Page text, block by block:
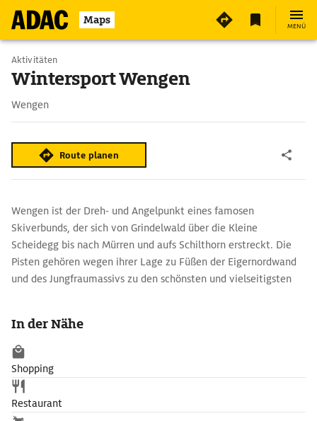
Maps MENÜ
Aktivitäten
Wintersport Wengen
Wengen
Route planen
Wengen ist der Dreh- und Angelpunkt eines famosen
Skiverbunds, der sich von Grindelwald über die Kleine
Scheidegg bis nach Mürren und aufs Schilthorn erstreckt. Die
Pisten gehören wegen ihrer Lage zu Füßen der Eigernordwand
und des Jungfraumassivs zu den schönsten und vielseitigsten
Weltcuprennens auch von Amateuren befahren werden darf.
In der Nähe
Shopping
Restaurant